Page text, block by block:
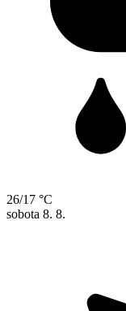
26/17 °C
sobota 8. 8.